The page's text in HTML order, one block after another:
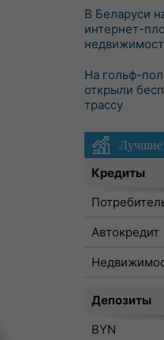
В Беларуси
интернет-
На гольф-
открыли
трассу
Лучшие
Кредиты
Автокредит
Депозиты
BYN